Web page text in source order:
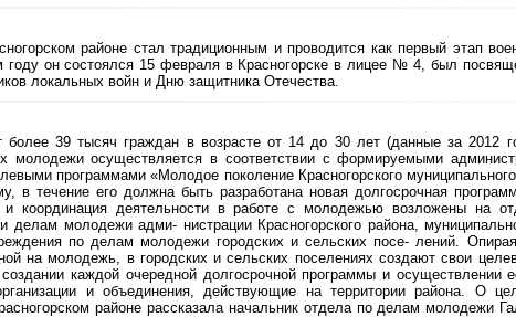
районе стал традиционным и проводится как первый этап
году он состоялся 15 февраля в Красногорске в лицее № 4, был
локальных войн и Дню защитника Отечества.
более 39 тысяч граждан в возрасте от 14 до 30 лет (данные за 2012
осуществляется в соответствии с формируемыми
программами «Молодое поколение Красногорского
в течение его должна быть разработана новая долгосрочная
координация деятельности в работе с молодежью возложены на
делам молодежи адми- нистрации Красногорского района,
по делам молодежи городских и сельских посе- лений.
на молодежь, в городских и сельских поселениях создают свои
каждой очередной долгосрочной программы и осуществлении
и объединения, действующие на территории района. О
районе рассказала начальник отдела по делам молодежи